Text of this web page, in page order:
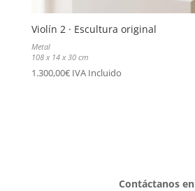
Violín 2 · Escultura original
Metal
108 x 14 x 30 cm
1.300,00€ IVA Incluido
Contáctanos en